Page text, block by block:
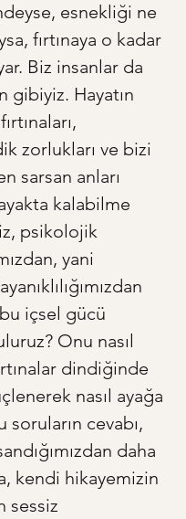
esnekliği ne
fırtınaya o kadar
Biz insanlar da
gibiyiz. Hayatın
zorlukları ve bizi
sarsan anları
kalabilme
psikolojik
yani
içsel gücü
Onu nasıl
dindiğinde
nasıl ayağa
soruların cevabı,
daha
kendi hikayemizin
sessiz